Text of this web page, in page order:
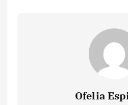
Ofelia